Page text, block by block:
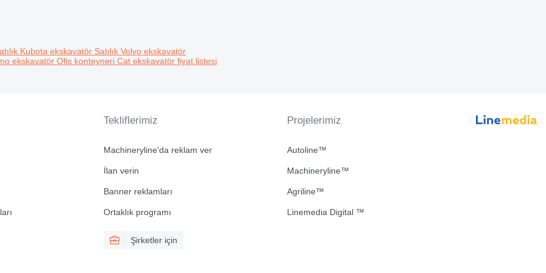
Kubota ekskavatör Satılık Volvo ekskavatör
ekskavatör Ofis konteyneri Cat ekskavatör fiyat listesi
Tekliflerimiz
Machineryline'da reklam ver
İlan verin
Banner reklamları
Ortaklık programı
Şirketler için
Projelerimiz
Autoline™
Machineryline™
Agriline™
Linemedia Digital ™